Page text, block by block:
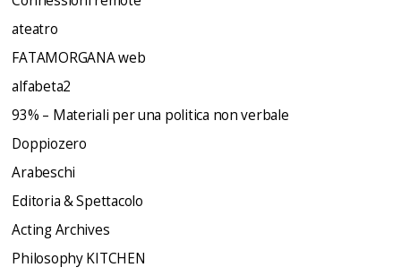
ateatro
FATAMORGANA web
alfabeta2
93% – Materiali per una politica non verbale
Doppiozero
Arabeschi
Editoria & Spettacolo
Acting Archives
Philosophy KITCHEN